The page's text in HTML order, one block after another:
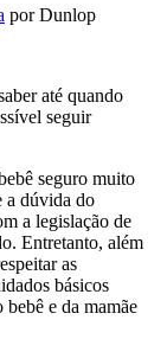
por Dunlop
até quando
seguir
seguro muito
a dúvida do
a legislação de
Entretanto, além
as
básicos
bebê e da mamãe